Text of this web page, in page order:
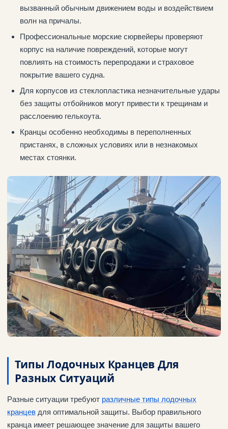
вызванный обычным движением воды и воздействием
волн на причалы.
Профессиональные морские сюрвейеры проверяют
корпус на наличие повреждений, которые могут
повлиять на стоимость перепродажи и страховое
покрытие вашего судна.
Для корпусов из стеклопластика незначительные удары
без защиты отбойников могут привести к трещинам и
расслоению гелькоута.
Кранцы особенно необходимы в переполненных
пристанях, в сложных условиях или в незнакомых
местах стоянки.
Типы Лодочных Кранцев Для
Разных Ситуаций
Разные ситуации требуют различные типы лодочных
кранцев для оптимальной защиты. Выбор правильного
кранца имеет решающее значение для защиты вашего